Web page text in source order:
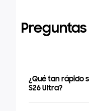
¿Qué tan rápido
S26 Ultra?